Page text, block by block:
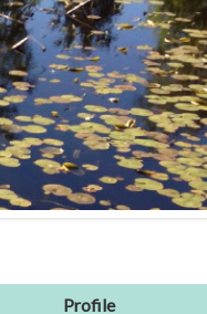
Profile